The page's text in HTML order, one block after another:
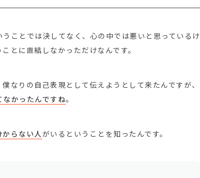
ことでは決してなく、心の中では悪いと思っているけ
とに直結しなかっただけなんです。
僕なりの自己表現として伝えようとして来たんですが、
かったんですね。
らない人がいるということを知ったんです。